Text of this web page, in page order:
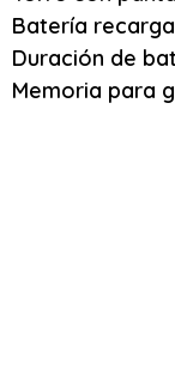
Batería
Duración de
Memoria para